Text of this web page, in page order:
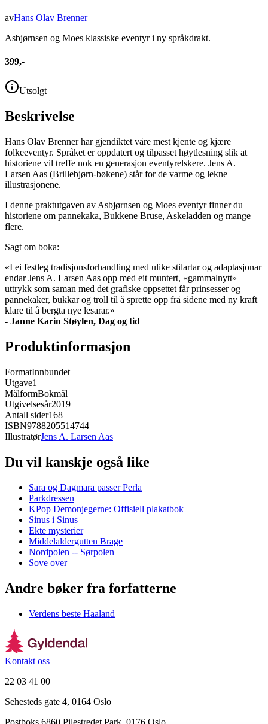
avHans Olav Brenner
Asbjørnsen og Moes klassiske eventyr i ny språkdrakt.
399,-
Utsolgt
Beskrivelse
Hans Olav Brenner har gjendiktet våre mest kjente og kjære
folkeeventyr. Språket er oppdatert og tilpasset høytlesning slik at
historiene vil treffe nok en generasjon eventyrelskere. Jens A.
Larsen Aas (Brillebjørn-bøkene) står for de varme og lekne
illustrasjonene.
I denne praktutgaven av Asbjørnsen og Moes eventyr finner du
historiene om pannekaka, Bukkene Bruse, Askeladden og mange
flere.
Sagt om boka:
«I ei festleg tradisjonsforhandling med ulike stilartar og adaptasjonar
endar Jens A. Larsen Aas opp med eit muntert, «gammalnytt»
uttrykk som saman med det grafiske oppsettet får prinsesser og
pannekaker, bukkar og troll til å sprette opp frå sidene med ny kraft
klare til å bergta nye lesarar.»
- Janne Karin Støylen, Dag og tid
Produktinformasjon
FormatInnbundet
Utgave1
MålformBokmål
Utgivelsesår2019
Antall sider168
ISBN9788205514744
IllustratørJens A. Larsen Aas
Du vil kanskje også like
Sara og Dagmara passer Perla
Parkdressen
KPop Demonjegerne: Offisiell plakatbok
Sinus i Sinus
Ekte mysterier
Middelaldergutten Brage
Nordpolen -- Sørpolen
Sove over
Andre bøker fra forfatterne
Verdens beste Haaland
Kontakt oss
22 03 41 00
Sehesteds gate 4, 0164 Oslo
Postboks 6860 Pilestredet Park, 0176 Oslo